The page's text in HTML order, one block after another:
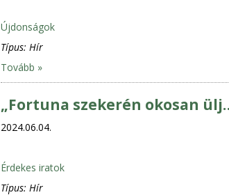
Újdonságok
Típus: Hír
Tovább »
„Fortuna szekerén okosan
2024.06.04.
Érdekes iratok
Típus: Hír